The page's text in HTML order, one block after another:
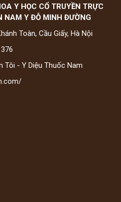
Y HỌC CỔ TRUYỀN TRỰC
NAM Y ĐỖ MINH ĐƯỜNG
Toàn, Cầu Giấy, Hà Nội
Tôi - Y Diệu Thuốc Nam